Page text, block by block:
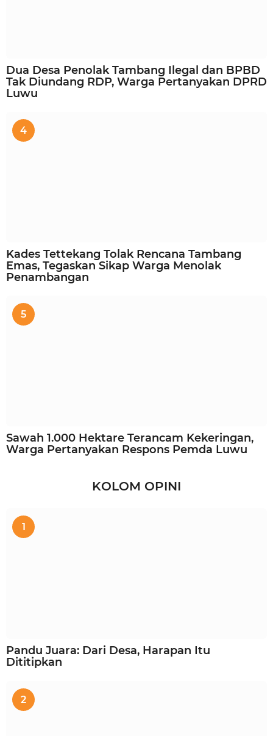
Dua Desa Penolak Tambang Ilegal dan BPBD
Tak Diundang RDP, Warga Pertanyakan DPRD
Luwu
4
Kades Tettekang Tolak Rencana Tambang
Emas, Tegaskan Sikap Warga Menolak
Penambangan
5
Sawah 1.000 Hektare Terancam Kekeringan,
Warga Pertanyakan Respons Pemda Luwu
KOLOM OPINI
1
Pandu Juara: Dari Desa, Harapan Itu
Dititipkan
2